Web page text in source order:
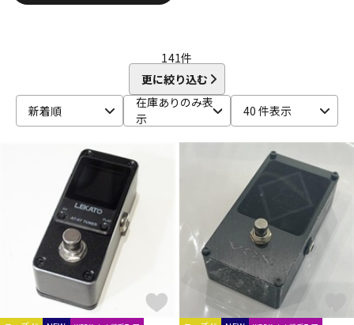
D’Addario
Daiking Corporation
D'andrea
Danelectro D'Angelico DARCO
DAVA
DAVID LABOGA
DEAN Dean Markley DEVISER
DiMarzio
dmi guitar labs Doc Simons DR
Dr.DUCK'S
Dunlop (Jim Dunlop)
DURACELL
EBS
Editions Bim
Electro Harmonix ele-king books
EMERSON CUSTOM
EMG Enfini Custom Works
Epiphone
ERNIE BALL Famous
FANA
F-bass
Fender Fender Japan
Fender USA
FERNANDES ／ Burny
Floyd Rose
Franklin
Fred Kelly
Free The Tone
Freedom Custom Guitar Research
Freeway Switch FU-Tone
G-K
141件
更に絞り込む
新着順
在庫ありのみ表
示
40 件表示